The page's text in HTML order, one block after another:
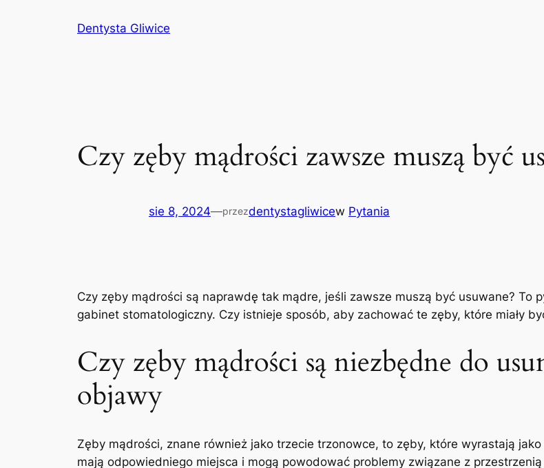
Dentysta Gliwice
Czy zęby mądrości zawsze muszą być
sie 8, 2024—przezdentystagliwicew Pytania
Czy zęby mądrości są naprawdę tak mądre, jeśli zawsze muszą być usuwane? To
gabinet stomatologiczny. Czy istnieje sposób, aby zachować te zęby, które miały
Czy⁢ zęby mądrości są niezbędne do
objawy
Zęby mądrości, znane również jako trzecie trzonowce, to zęby,‌ które wyrastają
mają odpowiedniego miejsca ​i⁤ mogą powodować problemy związane z